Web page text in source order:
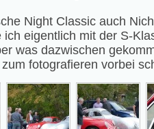
Night Classic auch
ich eigentlich mit der S-
was dazwischen
fotografieren vorbei